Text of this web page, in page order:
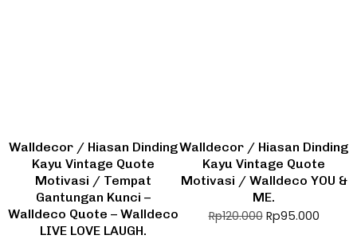
Walldecor / Hiasan Dinding
Kayu Vintage Quote
Motivasi / Tempat
Gantungan Kunci –
Walldeco Quote – Walldeco
LIVE LOVE LAUGH.
Walldecor / Hiasan Dinding
Kayu Vintage Quote
Motivasi / Walldeco YOU &
ME.
Rp120.000 Rp95.000